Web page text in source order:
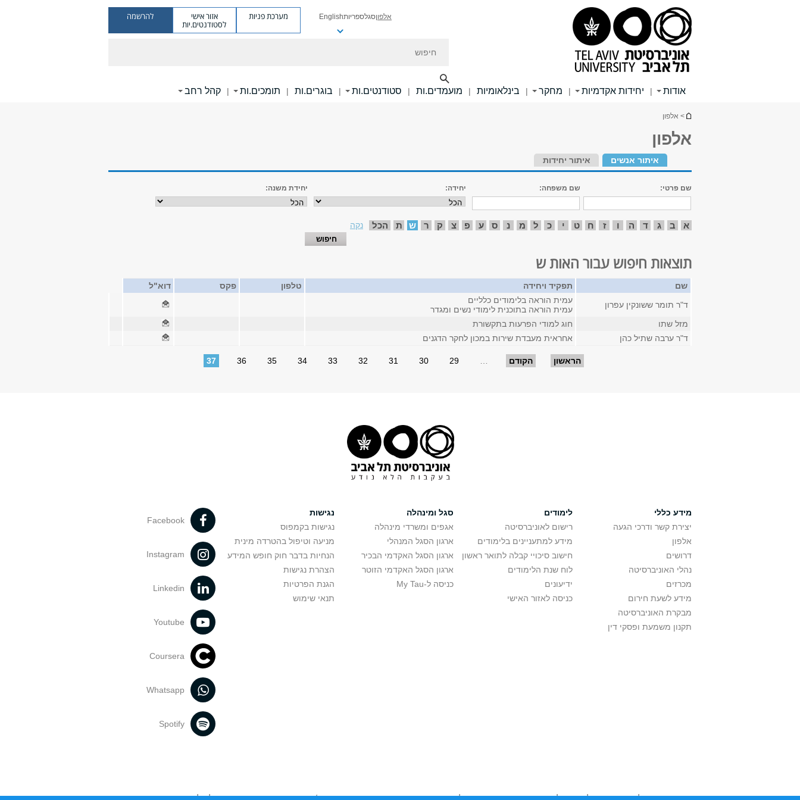
אלפוןסגלספריותEnglish מערכת פניות אזור אישי
לסטודנטים.יות
להרשמה
אודות | יחידות אקדמיות | מחקר | בינלאומיות | מועמדים.ות | סטודנטים.ות | בוגרים.ות | תומכים.ות | קהל רחב
הינך נמצא כאן
> אלפון
אלפון
איתור אנשים איתור יחידות
שם פרטי: שם משפחה: יחידה: יחידת משנה:
א ב ג ד ה ו ז ח ט י כ ל מ נ ס ע פ צ ק ר ש ת הכל נקה
תוצאות חיפוש עבור האות ש
שם תפקיד ויחידה טלפון פקס
דוא"ל
ד"ר תומר ששונקין עפרון
עמית הוראה בלימודים כלליים
עמית הוראה בתוכנית לימודי נשים ומגדר
מזל שתו
חוג למודי הפרעות בתקשורת
ד"ר ערבה שתיל כהן
אחראית מעבדת שירות במכון לחקר הדגנים
הראשון הקודם 29
30
31
32
33
34
35
36
37
מידע כללי
יצירת קשר ודרכי הגעה
אלפון
דרושים
נהלי האוניברסיטה
מכרזים
מידע לשעת חירום
מבקרת האוניברסיטה
תקנון משמעת ופסקי דין
לימודים
רישום לאוניברסיטה
מידע למתעניינים בלימודים
חישוב סיכויי קבלה לתואר ראשון
לוח שנת הלימודים
ידיעונים
כניסה לאזור האישי
סגל ומינהלה
אגפים ומשרדי מינהלה
ארגון הסגל המנהלי
ארגון הסגל האקדמי הבכיר
ארגון הסגל האקדמי הזוטר
כניסה ל-My Tau
נגישות
נגישות בקמפוס
מניעה וטיפול בהטרדה מינית
הנחיות בדבר חוק חופש המידע
הצהרת נגישות
הגנת הפרטיות
תנאי שימוש
Facebook
Instagram
Linkedin
Youtube
Coursera
Whatsapp
Spotify
אוניברסיטת תל אביב עושה כל מאמץ לכבד זכויות יוצרים. אם בבעלותך זכויות יוצרים בתכנים שנמצאים פה ו/או השימוש שנעשה בתכנים אלה לדעתך מפר זכויות